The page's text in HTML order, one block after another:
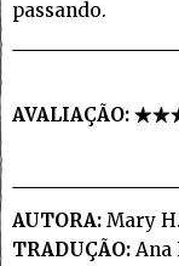
passando.
AVALIAÇÃO:
AUTORA: Mary
TRADUÇÃO: Ana